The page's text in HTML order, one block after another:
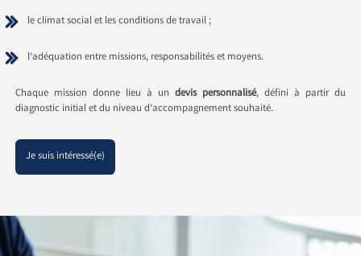
le climat social et les conditions de travail ;
l’adéquation entre missions, responsabilités et moyens.
Chaque mission donne lieu à un devis personnalisé, défini à partir du
diagnostic initial et du niveau d’accompagnement souhaité.
Je suis intéressé(e)